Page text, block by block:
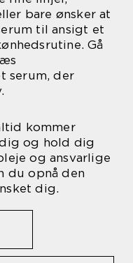
bare ønsker at
til ansigt et
Gå
serum, der
kommer
og hold dig
og ansvarlige
du opnå den
dig.